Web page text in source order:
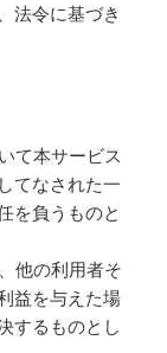
法令に基づき
て本サービス
てなされた一
を負うものと
他の利用者そ
益を与えた場
するものとし